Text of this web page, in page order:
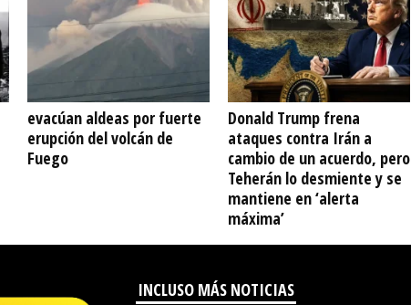
evacúan aldeas por fuerte
erupción del volcán de
Fuego
Donald Trump frena
ataques contra Irán a
cambio de un acuerdo, pero
Teherán lo desmiente y se
mantiene en ‘alerta
máxima’
INCLUSO MÁS NOTICIAS